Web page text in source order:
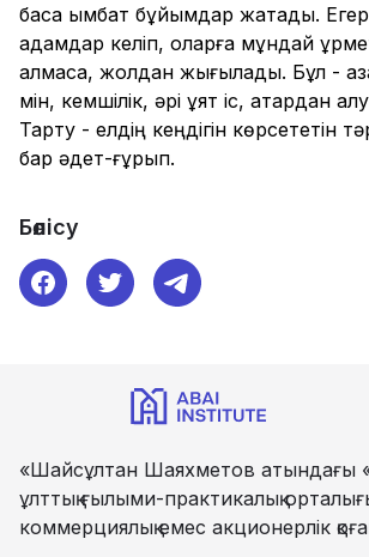
басқа қымбат бұйымдар жатады. Егер
адамдар келіп, оларға мұндай
алмаса, жолдан жығылады. Бұл -
мін, кемшілік, әрі ұят іс, қатардан
Тарту - елдің кеңдігін көрсететін
бар әдет-ғұрып.
Бөлісу
«Шайсұлтан Шаяхметов атындағы
ұлттық ғылыми-практикалық
коммерциялық емес акционерлік